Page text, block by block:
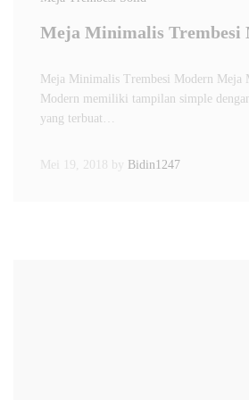
Meja Minimalis Trembesi
Meja Minimalis Trembesi Modern Meja
Modern memiliki tampilan simple
yang terbuat…
Mei 19, 2018 by Bidin1247